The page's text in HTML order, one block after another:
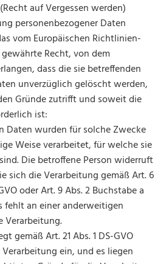
auf Vergessen werden)
personenbezogener Daten
vom Europäischen Richtlinien-
Recht, von dem
dass die sie betreffenden
unverzüglich gelöscht werden,
Gründe zutrifft und soweit die
ist:
Daten wurden für solche Zwecke
Weise verarbeitet, für welche sie
Die betroffene Person widerruft
sich die Verarbeitung gemäß Art. 6
oder Art. 9 Abs. 2 Buchstabe a
fehlt an einer anderweitigen
Verarbeitung.
gemäß Art. 21 Abs. 1 DS-GVO
ein, und es liegen